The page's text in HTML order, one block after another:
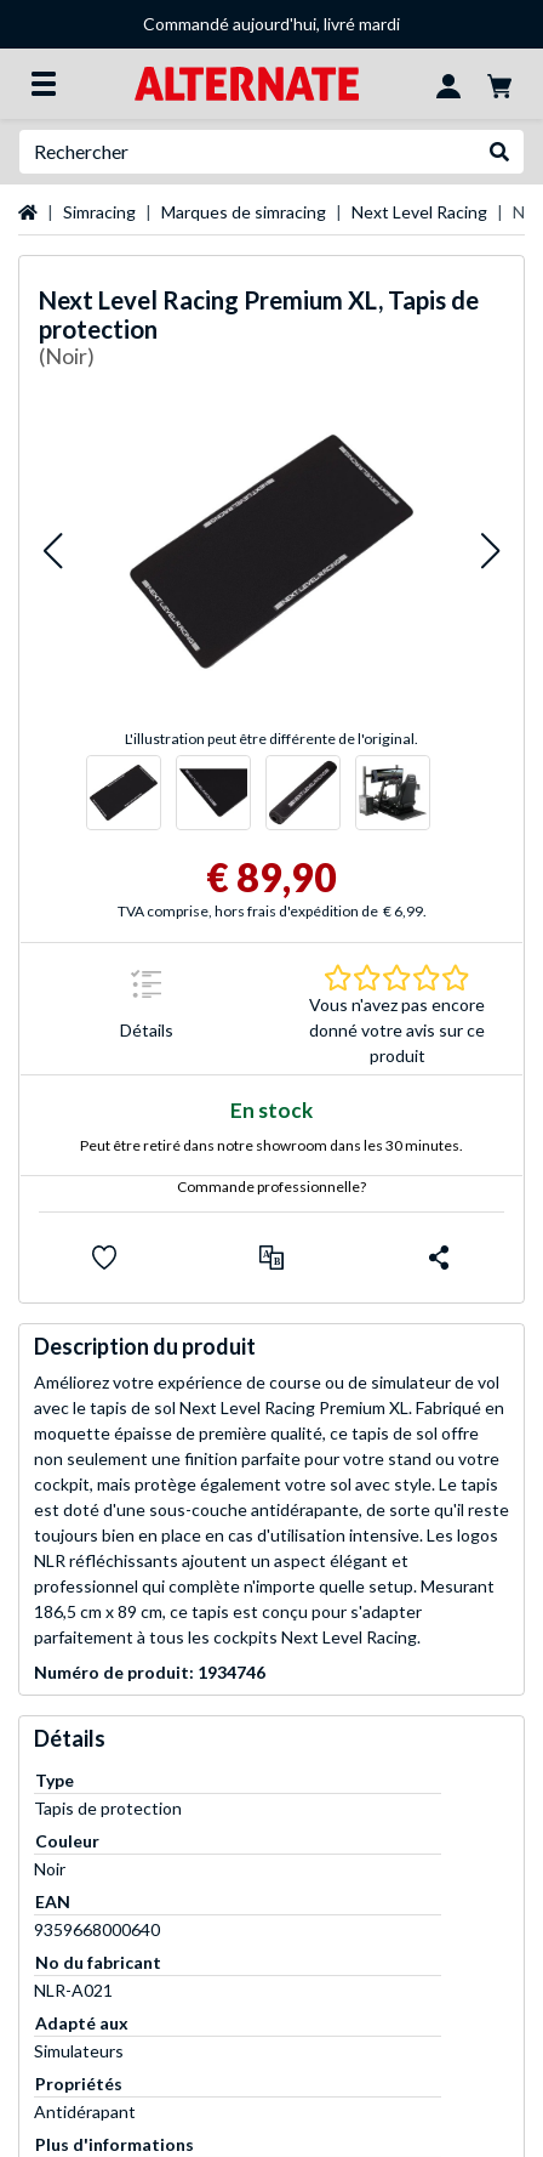
Commandé aujourd'hui, livré mardi
Page d'accueil
Simracing Marques de simracing Next Level Racing
Next Level Racing Premium XL, Tapis de
protection
(Noir)
L'illustration peut être différente de l'original.
€ 89,90
TVA comprise, hors frais d'expédition de € 6,99.
Détails
Vous n'avez pas encore
donné votre avis sur ce
produit
En stock
Peut être retiré dans notre showroom dans les 30 minutes.
Commande professionnelle?
Description du produit
Améliorez votre expérience de course ou de simulateur de vol
avec le tapis de sol Next Level Racing Premium XL. Fabriqué en
moquette épaisse de première qualité, ce tapis de sol offre
non seulement une finition parfaite pour votre stand ou votre
cockpit, mais protège également votre sol avec style. Le tapis
est doté d'une sous-couche antidérapante, de sorte qu'il reste
toujours bien en place en cas d'utilisation intensive. Les logos
NLR réfléchissants ajoutent un aspect élégant et
professionnel qui complète n'importe quelle setup. Mesurant
186,5 cm x 89 cm, ce tapis est conçu pour s'adapter
parfaitement à tous les cockpits Next Level Racing.
Numéro de produit: 1934746
Détails
Type
Tapis de protection
Couleur
Noir
EAN
9359668000640
No du fabricant
NLR-A021
Adapté aux
Simulateurs
Propriétés
Antidérapant
Plus d'informations